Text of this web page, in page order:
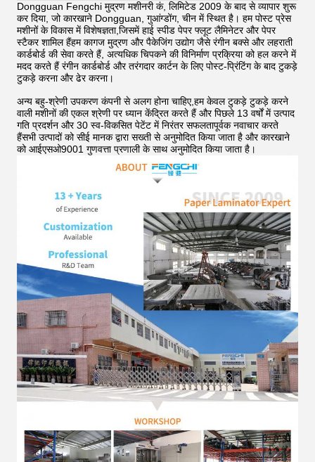
Dongguan Fengchi मुद्रण मशीनरी कं, लिमिटेड 2009 के बाद से व्यापार शुरू
कर दिया, जो कारखाने Dongguan, गुआंग्डोंग, चीन में स्थित है। हम पोस्ट प्रेस
मशीनों के विकास में विशेषज्ञता,जिसमें हाई स्पीड पेपर फ्लूट लैमिनेटर और पेपर
स्टैकर शामिल हैंहम कागज मुद्रण और पैकेजिंग उद्योग जैसे रंगीन बक्से और लहराती
कार्डबोर्ड की सेवा करते हैं, अत्यधिक चिपकने की विनिर्माण प्रक्रिया को हल करने में
मदद करते हैं रंगीन कार्डबोर्ड और तरंगदार कार्टन के लिए पोस्ट-प्रिंटिंग के बाद टुकड़े
टुकड़े करना और ढेर करना।
अन्य बहु-श्रेणी उपकरण कंपनी से अलग होना चाहिए,हम केवल टुकड़े टुकड़े करने
वाली मशीनों की एकल श्रेणी पर ध्यान केंद्रित करते हैं और पिछले 13 वर्षों में उत्पाद
गति प्रदर्शन और 30 स्व-विकसित पेटेंट में निरंतर सफलतापूर्वक नवाचार करते
हैंसभी उत्पादों को सीई मानक द्वारा सख्ती से अनुमोदित किया जाता है और कारखाने
को आईएसओ9001 गुणवत्ता प्रणाली के साथ अनुमोदित किया जाता है।